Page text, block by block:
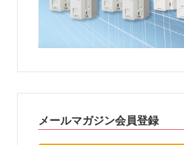
メールマガジン会員登録